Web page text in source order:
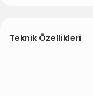
Teknik Özellikleri